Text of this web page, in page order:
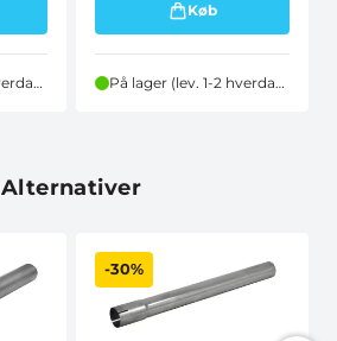
På lager (lev. 1-2 hverdage)
Køb
På lager (lev. 1-2 hverdage)
Alternativer
-30%